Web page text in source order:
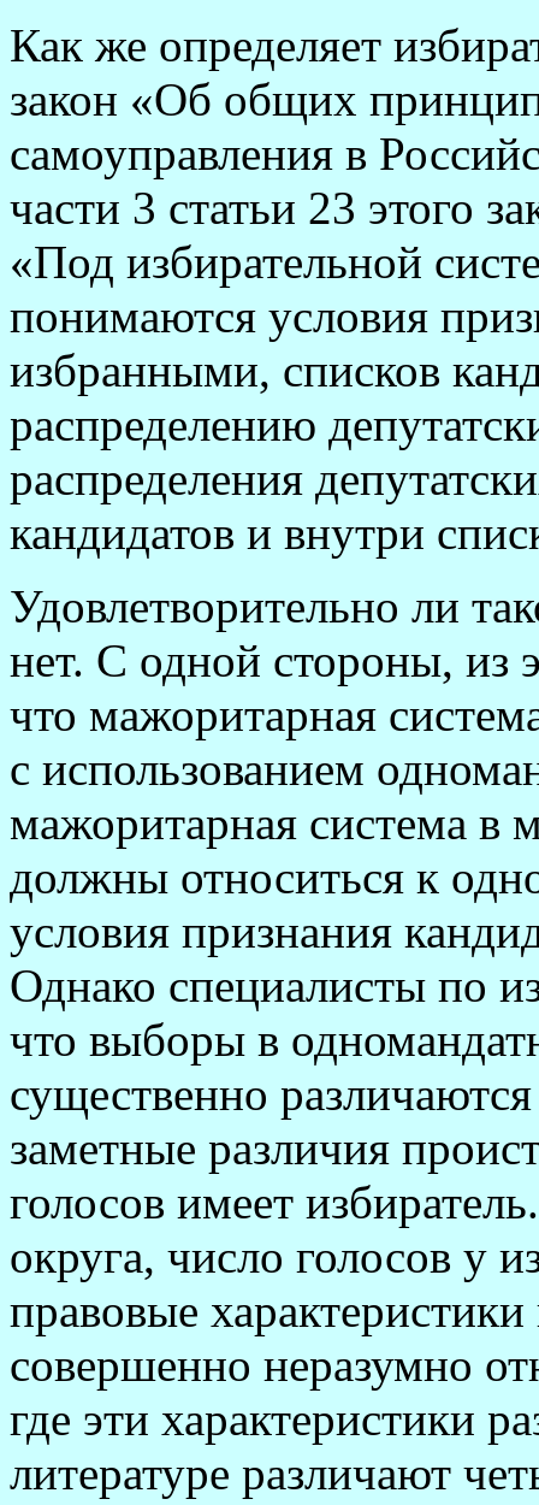
Как же определяет
закон «Об общих
самоуправления в
части 3 статьи 23 этого
«Под избирательной
понимаются условия
избранными, списков
распределению
распределения
кандидатов и внутри
Удовлетворительно ли
нет. С одной стороны, из
что мажоритарная
с использованием
мажоритарная система в
должны относиться к
условия признания
Однако специалисты по
что выборы в
существенно
заметные различия
голосов имеет
округа, число голосов у
правовые
совершенно неразумно
где эти характеристики
литературе различают